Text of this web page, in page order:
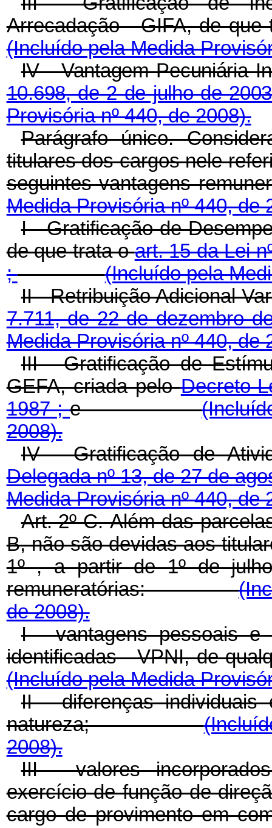
Arrecadação - GIFA, de
(Incluído pela Medida
IV - Vantagem Pecuniária
10.698, de 2 de julho de
Provisória nº 440, de 2008).
Parágrafo único.
titulares dos cargos nele
seguintes vantagens
Medida Provisória nº 440, de
I - Gratificação de
de que trata oart. 15 da Lei
;
(Incluído pela
II - Retribuição Adicional
7.711, de 22 de dezembro
Medida Provisória nº 440, de
III - Gratificação de
GEFA, criada peloDecreto-
1987 ;e
2008).
IV - Gratificação de
Delegada nº 13, de 27
Medida Provisória nº 440, de
Art. 2º-C.Além das
B, não são devidas aos
1º , a partir de 1º de
remuneratórias:
de 2008).
I - vantagens pessoais e
identificadas - VPNI,
(Incluído pela Medida
II - diferenças individuais
natureza;
2008).
III - valores
exercício de função de
cargo de provimento em